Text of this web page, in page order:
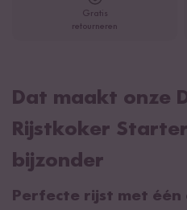
Gratis
retourneren
Dat maakt onze
Rijstkoker
bijzonder
Perfecte rijst met